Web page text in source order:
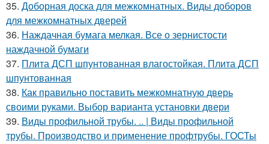
35. Доборная доска для межкомнатных. Виды доборов
для межкомнатных дверей
36. Наждачная бумага мелкая. Все о зернистости
наждачной бумаги
37. Плита ДСП шпунтованная влагостойкая. Плита ДСП
шпунтованная
38. Как правильно поставить межкомнатную дверь
своими руками. Выбор варианта установки двери
39. Виды профильной трубы. .. | Виды профильной
трубы. Производство и применение профтрубы. ГОСТы